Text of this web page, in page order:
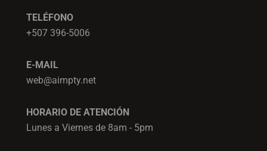
TELÉFONO
+507 396-5006
E-MAIL
web@aimpty.net
HORARIO DE ATENCIÓN
Lunes a Viernes de 8am - 5pm